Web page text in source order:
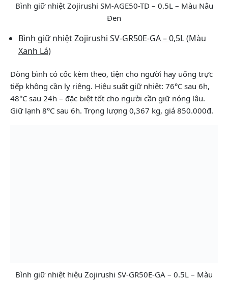
Bình giữ nhiệt Zojirushi SM-AGE50-TD – 0.5L – Màu Nâu
Đen
Bình giữ nhiệt Zojirushi SV-GR50E-GA – 0,5L (Màu
Xanh Lá)
Dòng bình có cốc kèm theo, tiện cho người hay uống trực
tiếp không cần ly riêng. Hiệu suất giữ nhiệt: 76°C sau 6h,
48°C sau 24h – đặc biệt tốt cho người cần giữ nóng lâu.
Giữ lạnh 8°C sau 6h. Trọng lượng 0,367 kg, giá 850.000đ.
Bình giữ nhiệt hiệu Zojirushi SV-GR50E-GA – 0.5L – Màu